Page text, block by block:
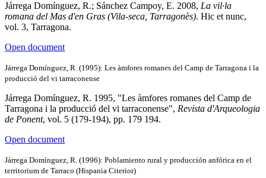
Járrega Domínguez, R.; Sánchez Campoy, E. 2008, La vil·la
romana del Mas d'en Gras (Vila-seca, Tarragonès). Hic et nunc,
vol. 3, Tarragona.
Open document
Járrega Domínguez, R. (1995): Les àmfores romanes del Camp de Tarragona i la
producció del vi tarraconense
Járrega Domínguez, R. 1995, "Les àmfores romanes del Camp de
Tarragona i la producció del vi tarraconense", Revista d'Arqueologia
de Ponent, vol. 5 (179-194), pp. 179 194.
Open document
Járrega Domínguez, R. (1996): Poblamiento rural y producción anfórica en el
territorium de Tarraco (Hispania Citerior)